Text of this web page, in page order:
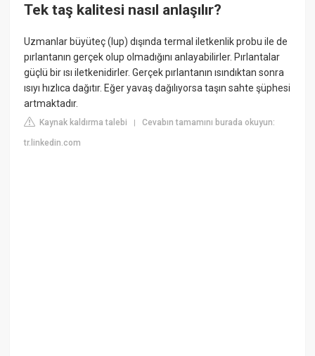
Tek taş kalitesi nasıl anlaşılır?
Uzmanlar büyüteç (lup) dışında termal iletkenlik probu ile de
pırlantanın gerçek olup olmadığını anlayabilirler. Pırlantalar
güçlü bir ısı iletkenidirler. Gerçek pırlantanın ısındıktan sonra
ısıyı hızlıca dağıtır. Eğer yavaş dağılıyorsa taşın sahte şüphesi
artmaktadır.
Kaynak kaldırma talebi |Cevabın tamamını burada okuyun:
tr.linkedin.com